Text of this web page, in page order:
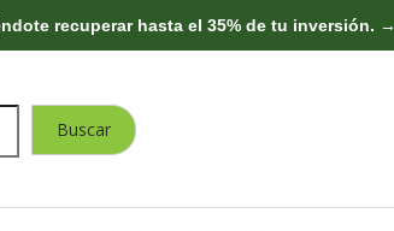
recuperar hasta el 35% de tu inversión. →
Buscar